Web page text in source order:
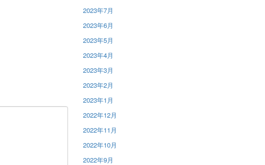
2023年7月
2023年6月
2023年5月
2023年4月
2023年3月
2023年2月
2023年1月
2022年12月
2022年11月
2022年10月
2022年9月